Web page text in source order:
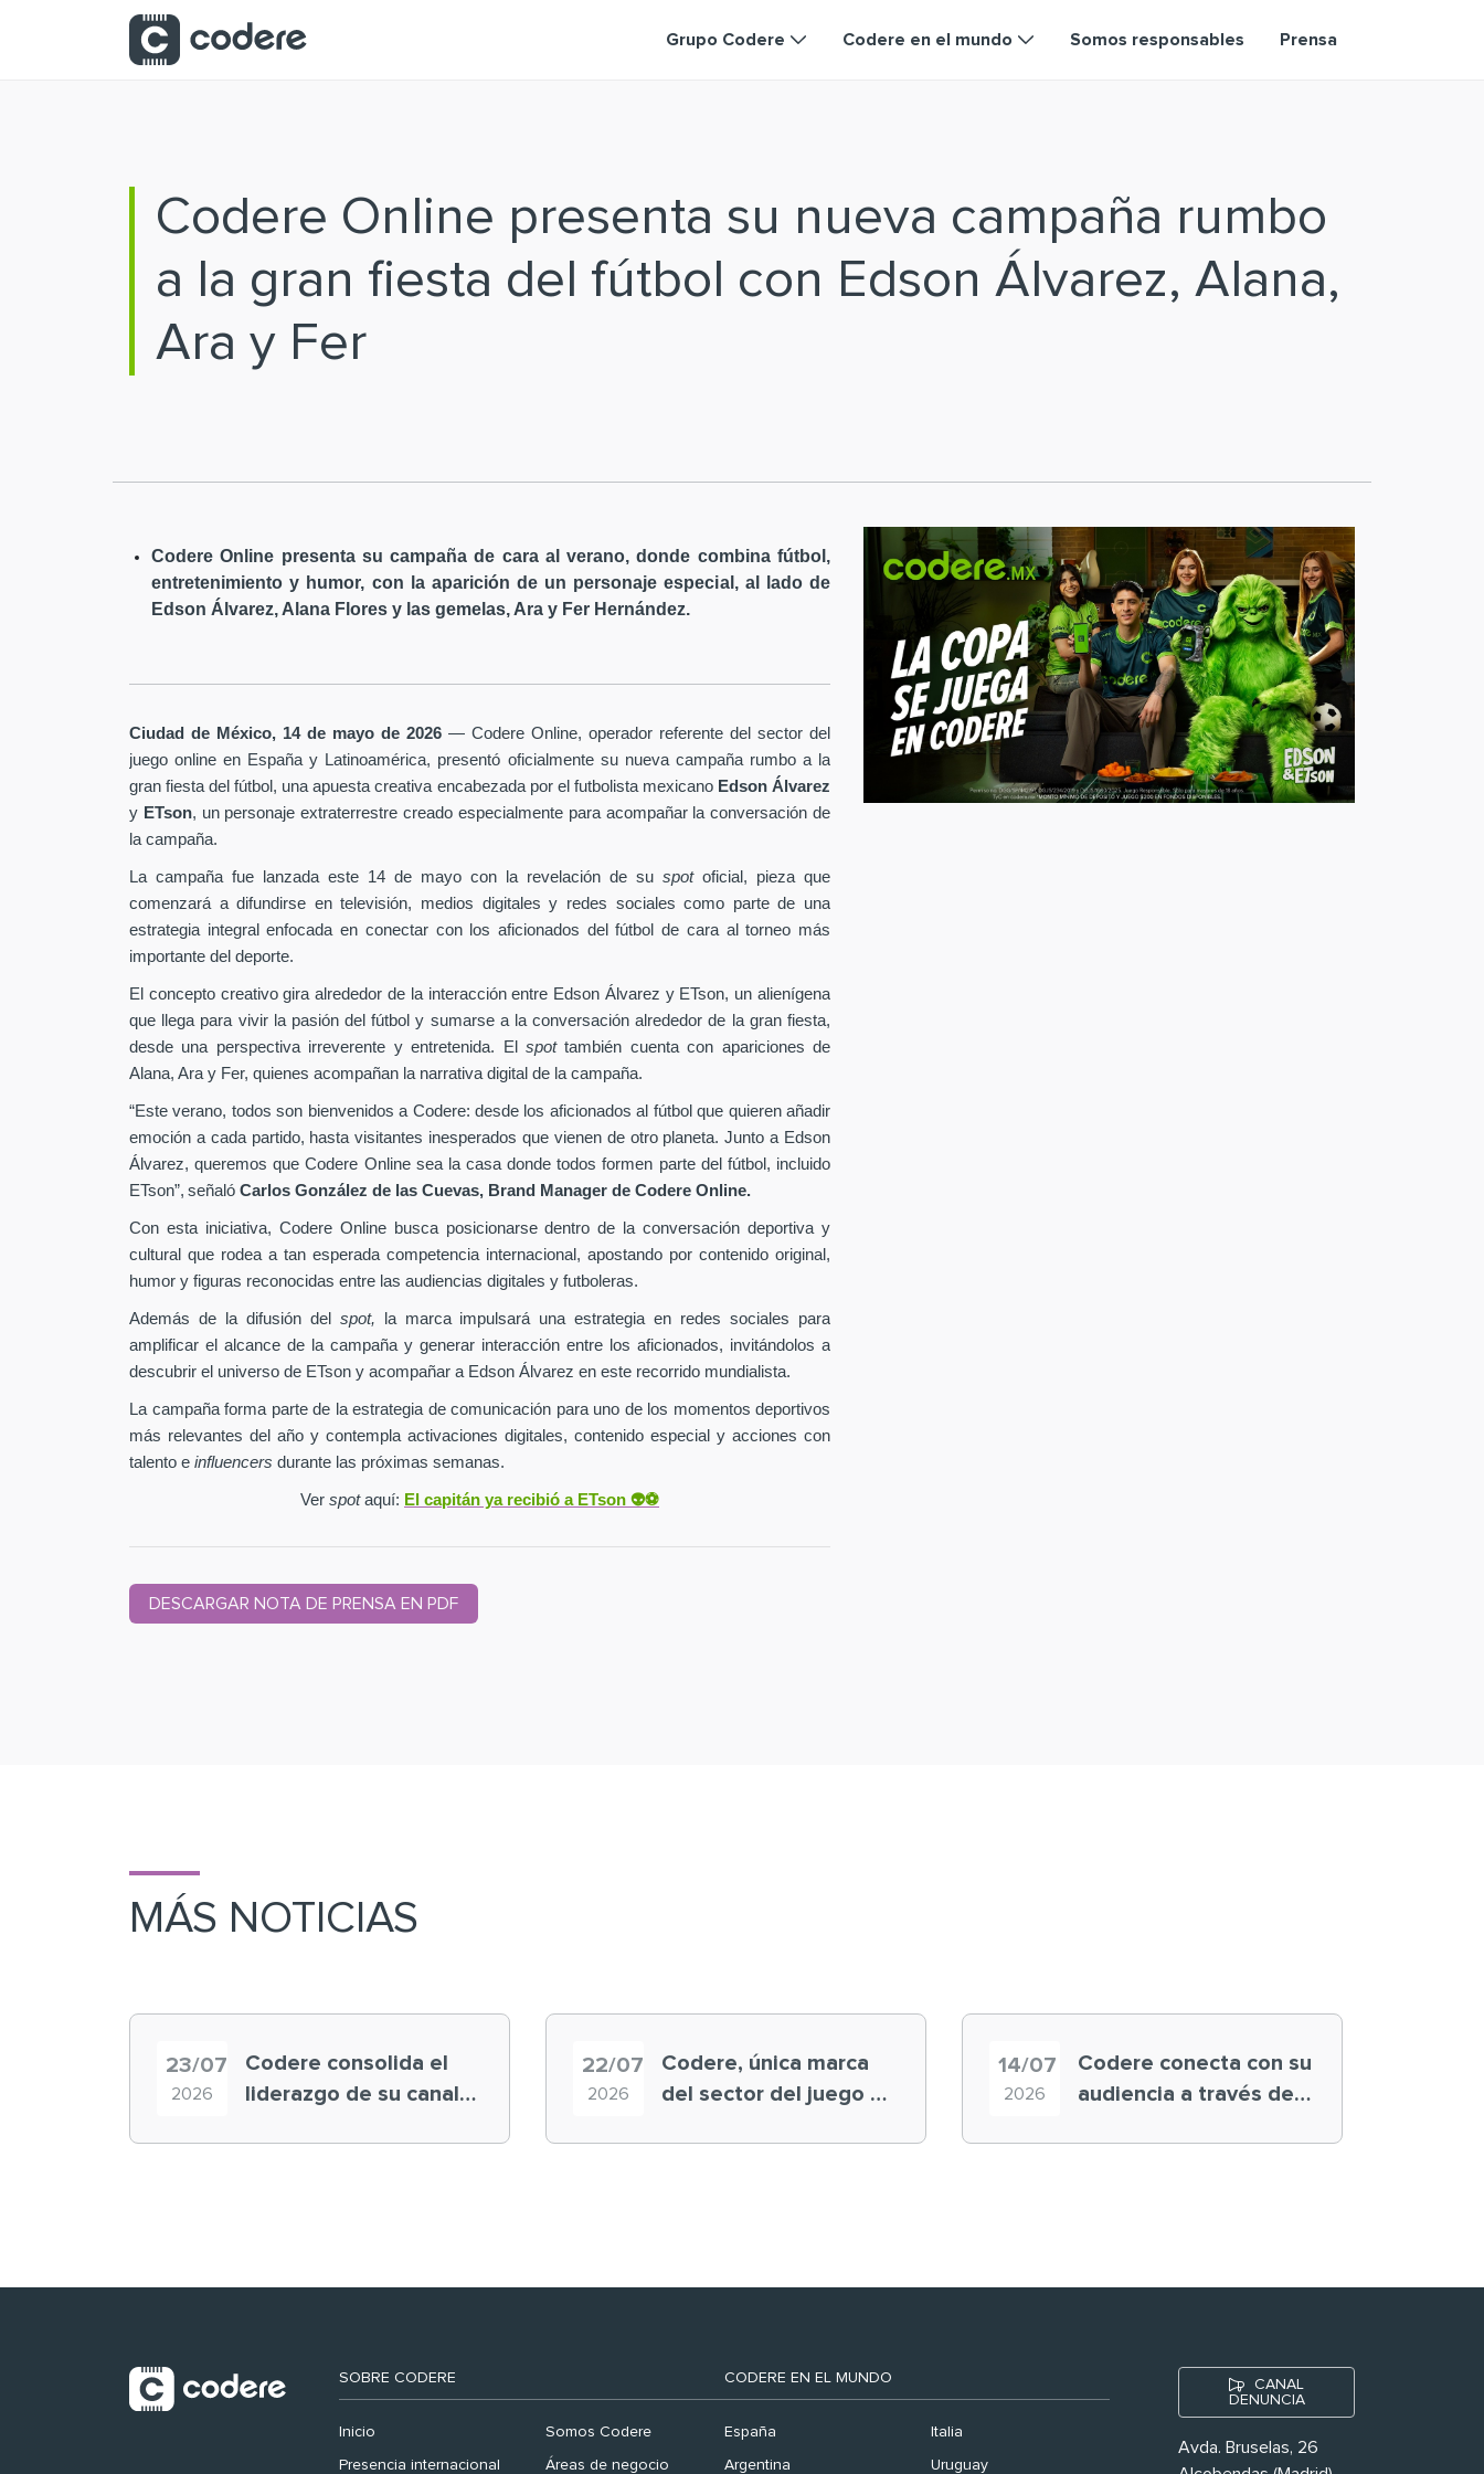
Saltar al contenido principal
Grupo Codere Codere en el mundo Somos responsables Prensa
Codere Online presenta su nueva campaña rumbo
a la gran fiesta del fútbol con Edson Álvarez, Alana,
Ara y Fer
Codere Online presenta su campaña de cara al verano, donde combina fútbol,
entretenimiento y humor, con la aparición de un personaje especial, al lado de
Edson Álvarez, Alana Flores y las gemelas, Ara y Fer Hernández.
Ciudad de México, 14 de mayo de 2026 — Codere Online, operador referente del sector del
juego online en España y Latinoamérica, presentó oficialmente su nueva campaña rumbo a la
gran fiesta del fútbol, una apuesta creativa encabezada por el futbolista mexicano Edson Álvarez
y ETson, un personaje extraterrestre creado especialmente para acompañar la conversación de
la campaña.
La campaña fue lanzada este 14 de mayo con la revelación de su spot oficial, pieza que
comenzará a difundirse en televisión, medios digitales y redes sociales como parte de una
estrategia integral enfocada en conectar con los aficionados del fútbol de cara al torneo más
importante del deporte.
El concepto creativo gira alrededor de la interacción entre Edson Álvarez y ETson, un alienígena
que llega para vivir la pasión del fútbol y sumarse a la conversación alrededor de la gran fiesta,
desde una perspectiva irreverente y entretenida. El spottambién cuenta con apariciones de
Alana, Ara y Fer, quienes acompañan la narrativa digital de la campaña.
“Este verano, todos son bienvenidos a Codere: desde los aficionados al fútbol que quieren añadir
emoción a cada partido, hasta visitantes inesperados que vienen de otro planeta. Junto a Edson
Álvarez, queremos que Codere Online sea la casa donde todos formen parte del fútbol, incluido
ETson”, señaló Carlos González de las Cuevas, Brand Manager de Codere Online.
Con esta iniciativa, Codere Online busca posicionarse dentro de la conversación deportiva y
cultural que rodea a tan esperada competencia internacional, apostando por contenido original,
humor y figuras reconocidas entre las audiencias digitales y futboleras.
Además de la difusión del spot,
la marca impulsará una estrategia en redes sociales para
amplificar el alcance de la campaña y generar interacción entre los aficionados, invitándolos a
descubrir el universo de ETson y acompañar a Edson Álvarez en este recorrido mundialista.
La campaña forma parte de la estrategia de comunicación para uno de los momentos deportivos
más relevantes del año y contempla activaciones digitales, contenido especial y acciones con
talento e influencers durante las próximas semanas.
Ver spotaquí: El capitán ya recibió a ETson 👽⚽️
DESCARGAR NOTA DE PRENSA EN PDF
MÁS NOTICIAS
23/07
2026
Codere consolida el
liderazgo de su canal
22/07
2026
Codere, única marca
del sector del juego en
14/07
2026
Codere conecta con su
audiencia a través de
SOBRE CODERE
Inicio Somos Codere
Presencia internacional Áreas de negocio
CODERE EN EL MUNDO
España Italia
Argentina Uruguay
CANAL
DENUNCIA
Avda. Bruselas, 26